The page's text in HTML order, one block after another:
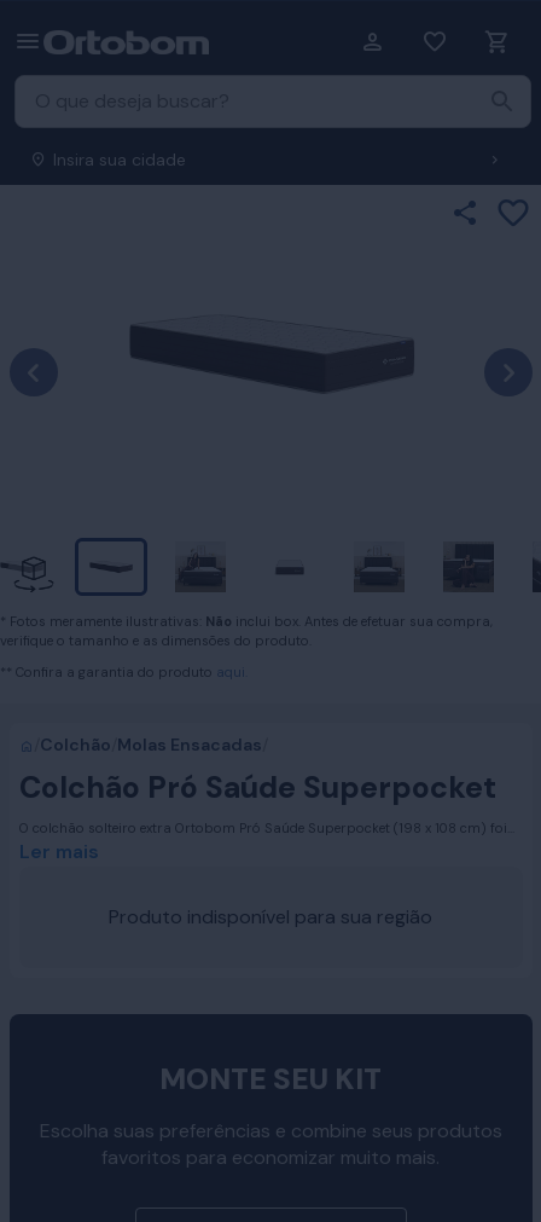
Insira sua cidade
* Fotos meramente ilustrativas: Não inclui box. Antes de efetuar sua compra,
verifique o tamanho e as dimensões do produto.
** Confira a garantia do produto aqui.
Colchão Molas Ensacadas
Colchão Pró Saúde Superpocket
O colchão solteiro extra Ortobom Pró Saúde Superpocket (198 x 108 cm) foi
feito para quem dorme sozinho, mas não gosta de cama apertada. São 20
Ortobom. Saiba mais sobre todas as características deste modelo:
Ler mais
Produto indisponível para sua região
MONTE SEU KIT
Escolha suas preferências e combine seus produtos
favoritos para economizar muito mais.